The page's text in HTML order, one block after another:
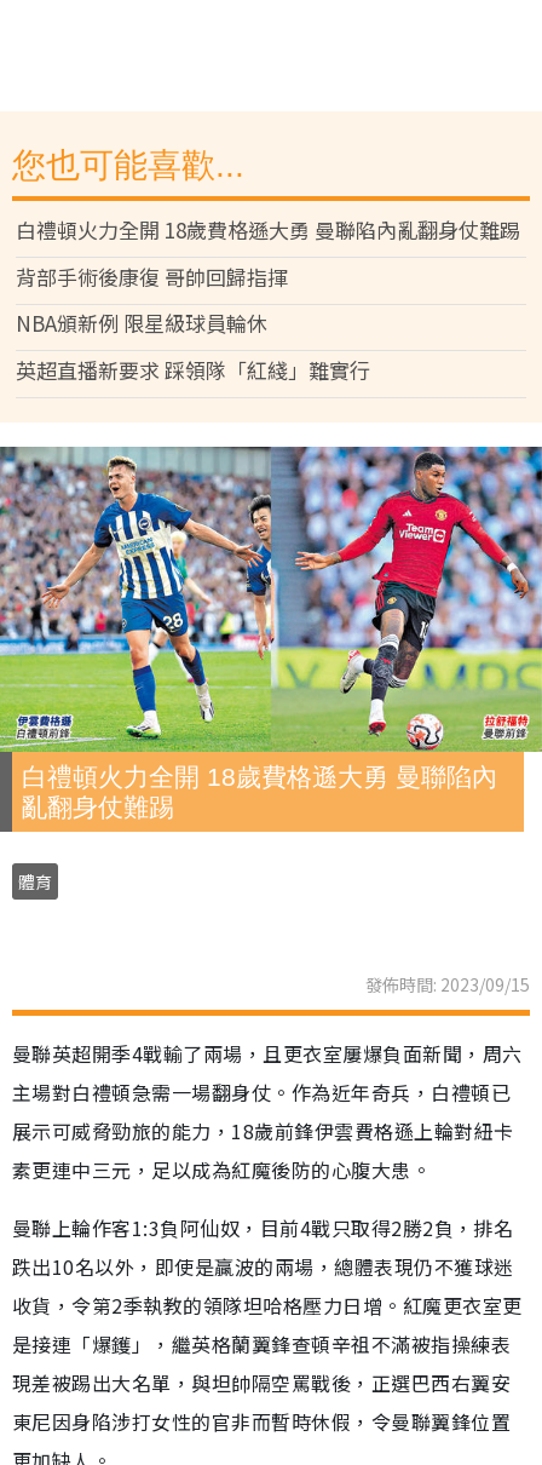
您也可能喜歡...
白禮頓火力全開 18歲費格遜大勇 曼聯陷內亂翻身仗難踢
背部手術後康復 哥帥回歸指揮
NBA頒新例 限星級球員輪休
英超直播新要求 踩領隊「紅綫」難實行
白禮頓火力全開 18歲費格遜大勇 曼聯陷內
亂翻身仗難踢
體育
發佈時間: 2023/09/15
曼聯英超開季4戰輸了兩場，且更衣室屢爆負面新聞，周六
主場對白禮頓急需一場翻身仗。作為近年奇兵，白禮頓已
展示可威脅勁旅的能力，18歲前鋒伊雲費格遜上輪對紐卡
素更連中三元，足以成為紅魔後防的心腹大患。
曼聯上輪作客1:3負阿仙奴，目前4戰只取得2勝2負，排名
跌出10名以外，即使是贏波的兩場，總體表現仍不獲球迷
收貨，令第2季執教的領隊坦哈格壓力日增。紅魔更衣室更
是接連「爆鑊」，繼英格蘭翼鋒查頓辛祖不滿被指操練表
現差被踢出大名單，與坦帥隔空罵戰後，正選巴西右翼安
東尼因身陷涉打女性的官非而暫時休假，令曼聯翼鋒位置